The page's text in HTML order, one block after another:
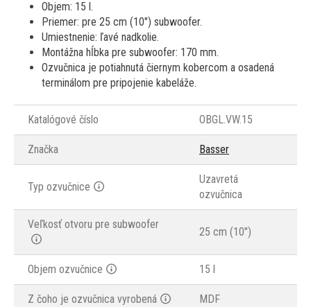
Objem: 15 l.
Priemer: pre 25 cm (10") subwoofer.
Umiestnenie: ľavé nadkolie.
Montážna hĺbka pre subwoofer: 170 mm.
Ozvučnica je potiahnutá čiernym kobercom a osadená
terminálom pre pripojenie kabeláže.
Katalógové číslo OBGL.VW.15
Značka Basser
Typ ozvučnice
Uzavretá
ozvučnica
Veľkosť otvoru pre subwoofer
25 cm (10")
Objem ozvučnice 15 l
Z čoho je ozvučnica vyrobená MDF